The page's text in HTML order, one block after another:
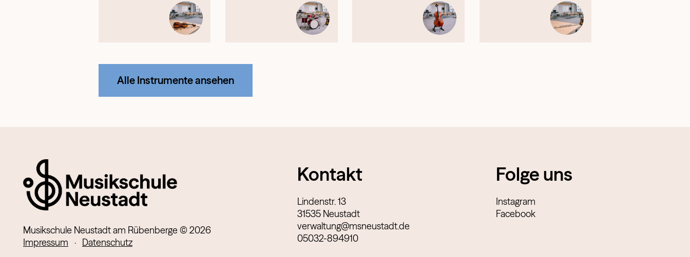
Alle Instrumente ansehen
Musikschule Neustadt am Rübenberge © 2026
Impressum
· Datenschutz
Kontakt
Lindenstr. 13
31535 Neustadt
verwaltung@msneustadt.de
05032-894910
Folge uns
Instagram
Facebook